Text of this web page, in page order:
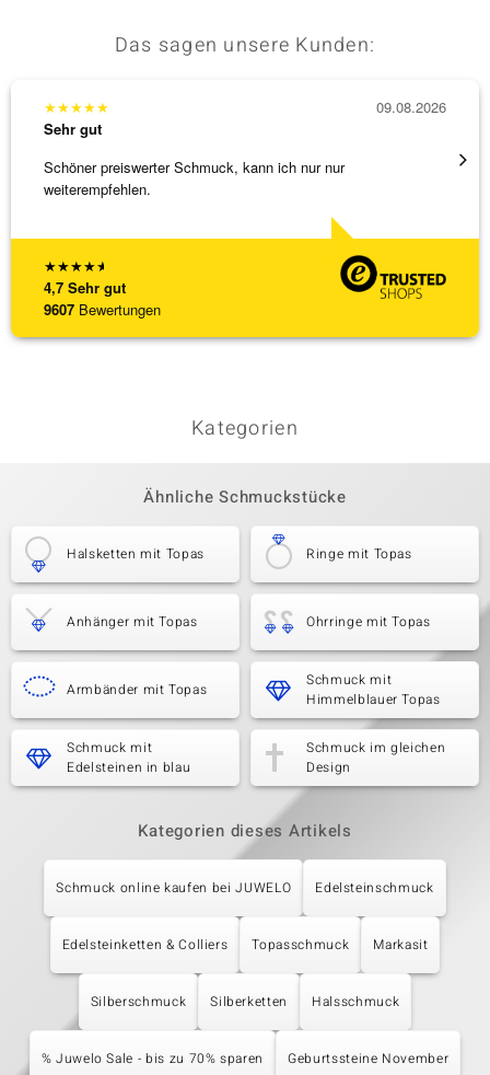
Das sagen unsere Kunden:
★★★★★
4,7 Sehr gut
9607 Bewertungen
★★★★★
Sehr gut
Schöner preiswerter Schmuck, kann ich nur nur
weiterempfehlen.
09.08.2026
Sehr
Kategorien
Ähnliche Schmuckstücke
Halsketten mit Topas Ringe mit Topas
Anhänger mit Topas Ohrringe mit Topas
Armbänder mit Topas
Schmuck mit
Himmelblauer Topas
Schmuck mit
Edelsteinen in blau
Schmuck im gleichen
Design
Kategorien dieses Artikels
Schmuck online kaufen bei JUWELO Edelsteinschmuck
Edelsteinketten & Colliers Topasschmuck Markasit
Silberschmuck Silberketten Halsschmuck
% Juwelo Sale - bis zu 70% sparen Geburtssteine November